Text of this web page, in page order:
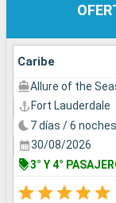
Caribe
Allure of the
Fort Lauderdale
7 días / 6 noches
30/08/2026
3° Y 4°